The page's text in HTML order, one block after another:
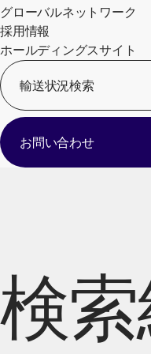
グローバルネットワーク
採用情報
ホールディングスサイト
輸送状況検索
お問い合わせ
検